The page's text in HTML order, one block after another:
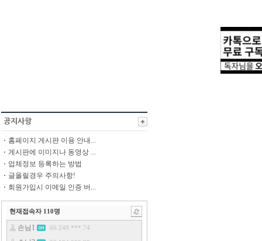
홈페이지 게시판 이용 안내...
게시판에 이미지나 동영상 ...
업체정보 등록하는 방법
글올릴경우 주의사항!
회원가입시 이메일 인증 버...
현재접속자 110명